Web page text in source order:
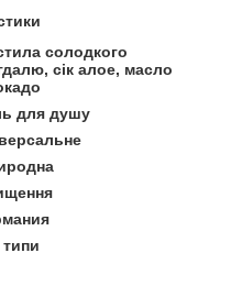
солодкого
сік алое, масло
для душу
типи